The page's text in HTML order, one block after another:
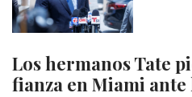
Los hermanos Tate
fianza en Miami